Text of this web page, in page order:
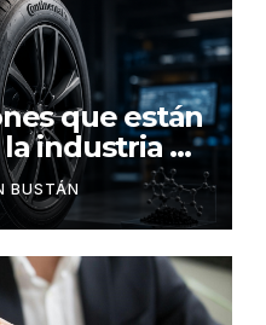
que están
industria de
redefinen el
BUSTÁN